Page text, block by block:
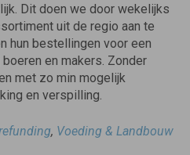
Dit doen we door wekelijks
uit de regio aan te
hun bestellingen voor een
en makers. Zonder
met zo min mogelijk
en verspilling.
, Voeding & Landbouw